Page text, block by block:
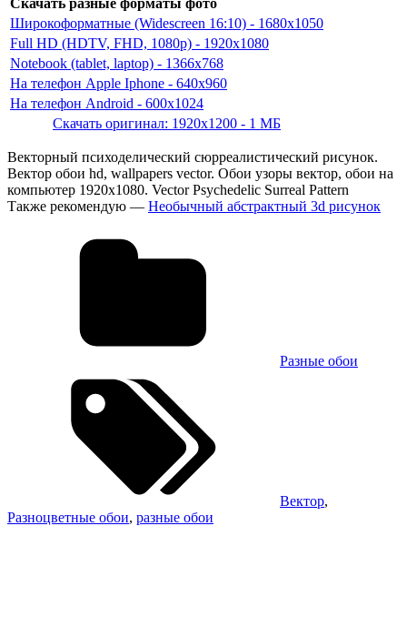
Скачать оригинал: 1920x1200 - 1 МБ
Скачать разные форматы фото
Широкоформатные (Widescreen 16:10) - 1680x1050
Full HD (HDTV, FHD, 1080p) - 1920x1080
Notebook (tablet, laptop) - 1366x768
На телефон Apple Iphone - 640x960
На телефон Android - 600x1024
Векторный психоделический сюрреалистический рисунок.
Вектор обои hd, wallpapers vector. Обои узоры вектор, обои на
компьютер 1920х1080. Vector Psychedelic Surreal Pattern
Также рекомендую — Необычный абстрактный 3d рисунок
Разные обои
Вектор,
Разноцветные обои, разные обои